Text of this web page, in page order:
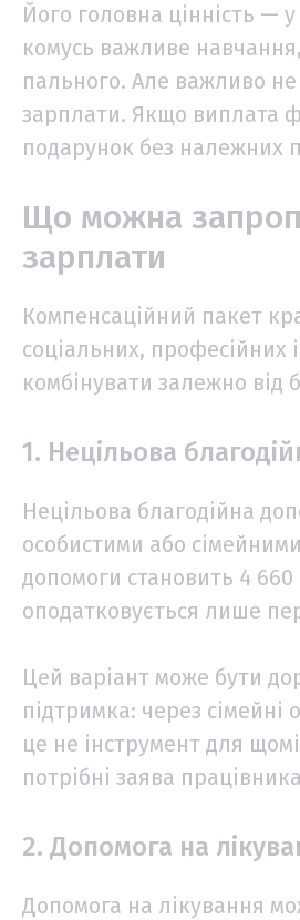
Його головна цінність —
комусь важливе
пального. Але важливо не
зарплати. Якщо виплата
подарунок без належних
Що можна
зарплати
Компенсаційний пакет
соціальних, професійних
комбінувати залежно від
1. Нецільова
Нецільова благодійна
особистими або
допомоги становить 4
оподатковується лише
Цей варіант може бути
підтримка: через сімейні
це не інструмент для
потрібні заява
2. Допомога на
Допомога на лікування